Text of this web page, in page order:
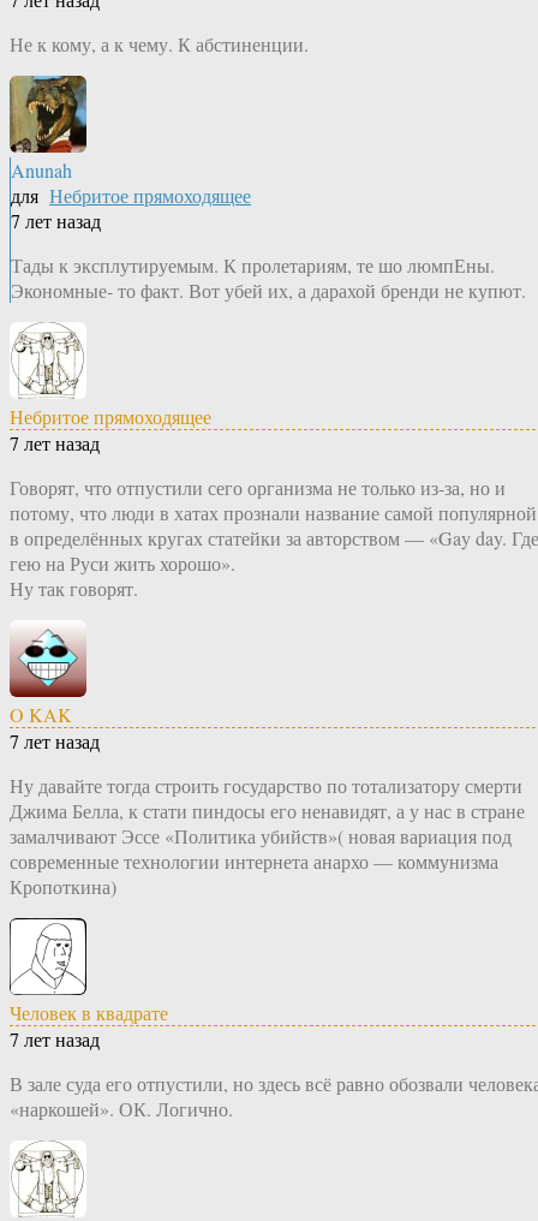
Не к кому, а к чему. К абстиненции.
Anunah
для Небритое прямоходящее
7 лет назад
Тады к эксплутируемым. К пролетариям, те шо люмпЕны.
Экономные- то факт. Вот убей их, а дарахой бренди не купют.
Небритое прямоходящее
7 лет назад
Говорят, что отпустили сего организма не только из-за, но и
потому, что люди в хатах прознали название самой популярной
в определённых кругах статейки за авторством — «Gay day. Где
гею на Руси жить хорошо».
Ну так говорят.
O KAK
7 лет назад
Ну давайте тогда строить государство по тотализатору смерти
Джима Белла, к стати пиндосы его ненавидят, а у нас в стране
замалчивают Эссе «Политика убийств»( новая вариация под
современные технологии интернета анархо — коммунизма
Кропоткина)
Человек в квадрате
7 лет назад
В зале суда его отпустили, но здесь всё равно обозвали
«наркошей». ОК. Логично.